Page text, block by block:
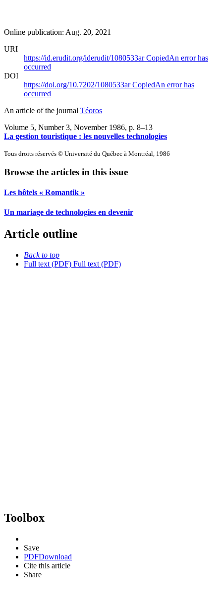
Online publication: Aug. 20, 2021
URI
https://id.erudit.org/iderudit/1080533arCopiedAn error has
occurred
DOI
https://doi.org/10.7202/1080533arCopiedAn error has
occurred
An article of the journal Téoros
Volume 5, Number 3, November 1986, p. 8–13
La gestion touristique : les nouvelles technologies
Tous droits réservés © Université du Québec à Montréal, 1986
Browse the articles in this issue
Les hôtels « Romantik »
Un mariage de technologies en devenir
Article outline
Back to top
Full text (PDF) Full text (PDF)
Toolbox
Save
PDFDownload
Cite this article
Share